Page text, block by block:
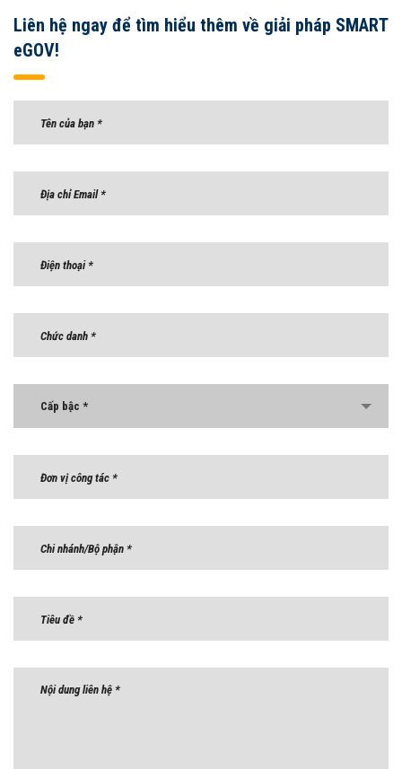
Liên hệ ngay để tìm hiểu thêm về giải pháp SMART
eGOV!
Cấp bậc *